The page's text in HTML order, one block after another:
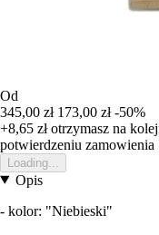
Od
345,00 zł 173,00 zł -50%
+8,65 złotrzymasz na
potwierdzeniu zamowienia
Loading...
Opis
- kolor: "Niebieski"